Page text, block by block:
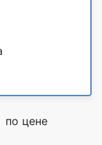
по цене